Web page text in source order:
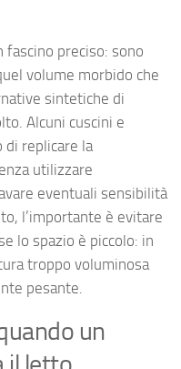
preciso: sono
volume morbido che
sintetiche di
Alcuni cuscini e
di replicare la
utilizzare
eventuali sensibilità
l’importante è evitare
lo spazio è piccolo: in
troppo voluminosa
pesante.
un